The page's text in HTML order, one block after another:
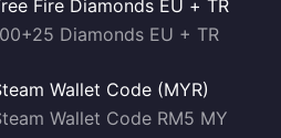
Fire Diamonds EU + TR
Diamonds EU + TR
Wallet Code (MYR)
Wallet Code RM5 MY